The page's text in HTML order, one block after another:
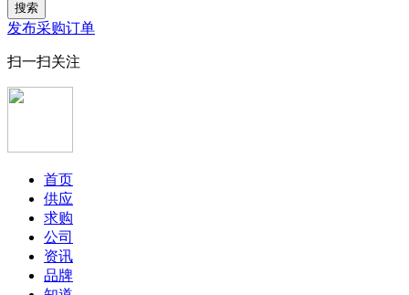
搜索
发布采购订单
扫一扫关注
首页
供应
求购
公司
资讯
品牌